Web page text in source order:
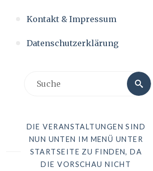
Kontakt & Impressum
Datenschutzerklärung
DIE VERANSTALTUNGEN SIND
NUN UNTEN IM MENÜ UNTER
STARTSEITE ZU FINDEN, DA
DIE VORSCHAU NICHT